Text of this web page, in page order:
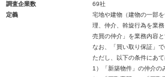
調査企業数
69社
定義
宅地や建物（建物の一部
理、仲介、斡旋行為を業
売買の仲介」を業務内容
なお、「買い取り保証」
ただし、以下の条件にあ
1）「新築物件」の仲介の